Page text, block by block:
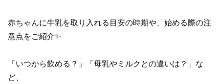
赤ちゃんに牛乳を取り入れる目安の時期や、始める際の注
意点をご紹介✨
「いつから飲める？」「母乳やミルクとの違いは？」な
ど、